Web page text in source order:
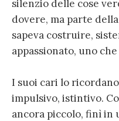
silenzio delle cose
dovere, ma parte
sapeva costruire,
appassionato, uno
I suoi cari lo
impulsivo, istintivo.
ancora piccolo, finì in